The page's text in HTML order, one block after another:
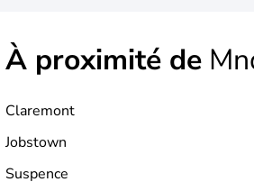
À proximité de
Claremont
Jobstown
Suspence